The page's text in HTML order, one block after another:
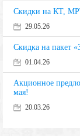
Скидки на КТ,
29.05.26
Скидка на пакет
01.04.26
Акционное
мая!
20.03.26